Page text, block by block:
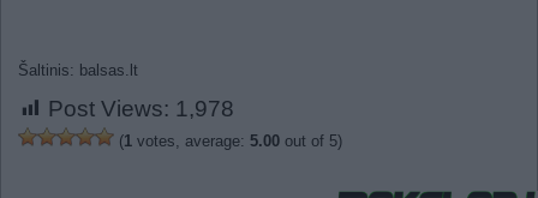
Šaltinis: balsas.lt
Post Views: 1,978
(1 votes, average: 5.00 out of 5)